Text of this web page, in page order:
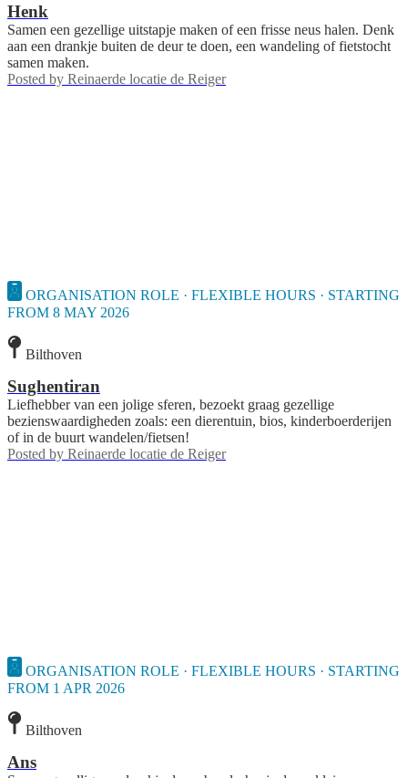
Henk
Samen een gezellige uitstapje maken of een frisse neus halen. Denk
aan een drankje buiten de deur te doen, een wandeling of fietstocht
samen maken.
Posted by Reinaerde locatie de Reiger
ORGANISATION ROLE · FLEXIBLE HOURS · STARTING
FROM 8 MAY 2026
Bilthoven
Sughentiran
Liefhebber van een jolige sferen, bezoekt graag gezellige
bezienswaardigheden zoals: een dierentuin, bios, kinderboerderijen
of in de buurt wandelen/fietsen!
Posted by Reinaerde locatie de Reiger
ORGANISATION ROLE · FLEXIBLE HOURS · STARTING
FROM 1 APR 2026
Bilthoven
Ans